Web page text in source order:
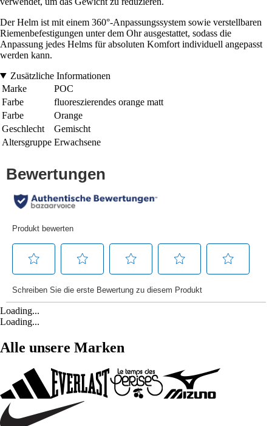
Der Helm ist mit einem 360°-Anpassungssystem sowie verstellbaren
Riemenbefestigungen unter dem Ohr ausgestattet, sodass die
Anpassung jedes Helms für absoluten Komfort individuell angepasst
werden kann.
Zusätzliche Informationen
Marke
POC
Farbe
fluoreszierendes orange matt
Farbe
Orange
Geschlecht
Gemischt
Altersgruppe Erwachsene
Loading...
Loading...
Alle unsere Marken